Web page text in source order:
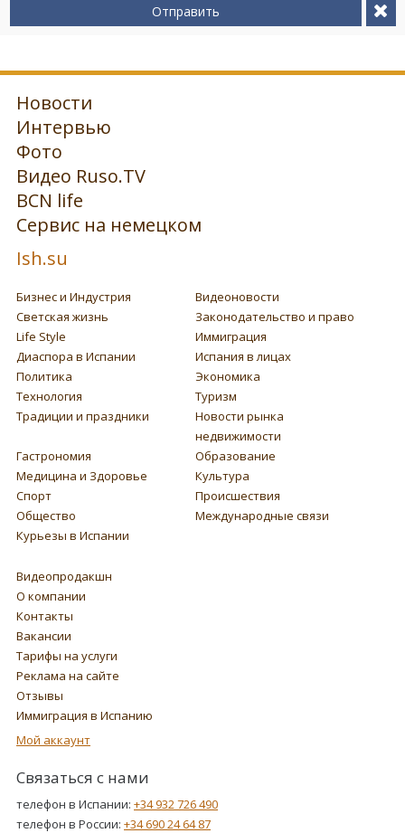
Отправить
Новости
Интервью
Фото
Видео Ruso.TV
BCN life
Сервис на немецком
Ish.su
Бизнес и Индустрия
Видеоновости
Светская жизнь
Законодательство и право
Life Style
Иммиграция
Диаспора в Испании
Испания в лицах
Политика
Экономика
Технология
Туризм
Традиции и праздники
Новости рынка
недвижимости
Гастрономия
Образование
Медицина и Здоровье
Культура
Спорт
Происшествия
Общество
Международные связи
Курьезы в Испании
Видеопродакшн
О компании
Контакты
Вакансии
Тарифы на услуги
Реклама на сайте
Отзывы
Иммиграция в Испанию
Мой аккаунт
Связаться с нами
телефон в Испании: +34 932 726 490
телефон в России: +34 690 24 64 87